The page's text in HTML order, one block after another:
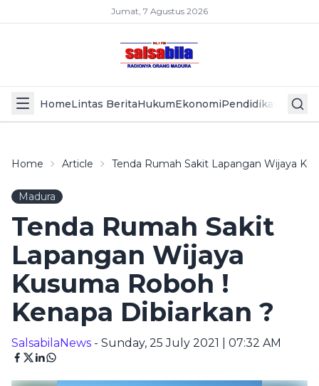
Jumat, 7 Agustus 2026
HomeLintas BeritaHukumEkonomiPendidikan Politik
Home Article Tenda Rumah Sakit Lapangan Wijaya
Madura
Tenda Rumah Sakit
Lapangan Wijaya
Kusuma Roboh !
Kenapa Dibiarkan ?
SalsabilaNews - Sunday, 25 July 2021 | 07:32 AM